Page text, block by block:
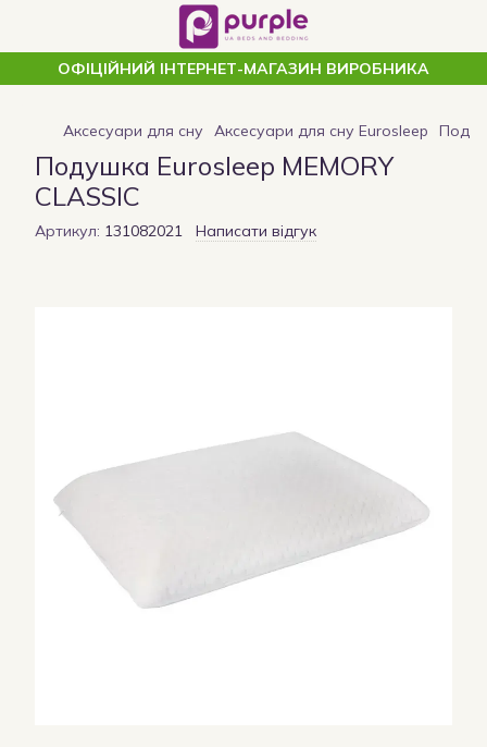
ОФІЦІЙНИЙ ІНТЕРНЕТ-МАГАЗИН ВИРОБНИКА
Аксесуари для сну Аксесуари для сну Eurosleep
Подушка Eurosleep MEMORY
CLASSIC
Артикул: 131082021 Написати відгук